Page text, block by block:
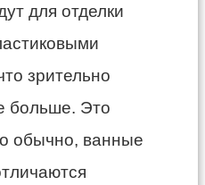
для отделки
зрительно
больше. Это
обычно, ванные